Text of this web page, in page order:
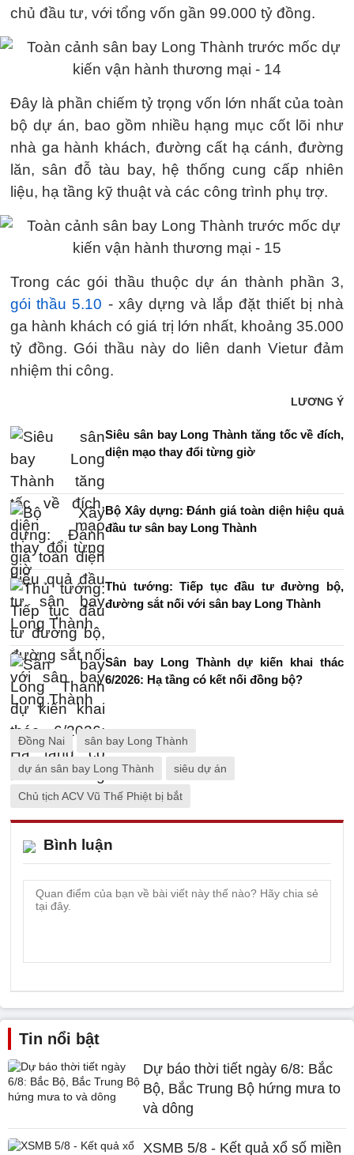
chủ đầu tư, với tổng vốn gần 99.000 tỷ đồng.
Đây là phần chiếm tỷ trọng vốn lớn nhất của toàn
bộ dự án, bao gồm nhiều hạng mục cốt lõi như
nhà ga hành khách, đường cất hạ cánh, đường
lăn, sân đỗ tàu bay, hệ thống cung cấp nhiên
liệu, hạ tầng kỹ thuật và các công trình phụ trợ.
Trong các gói thầu thuộc dự án thành phần 3,
gói thầu 5.10 - xây dựng và lắp đặt thiết bị nhà
ga hành khách có giá trị lớn nhất, khoảng 35.000
tỷ đồng. Gói thầu này do liên danh Vietur đảm
nhiệm thi công.
LƯƠNG Ý
Siêu sân bay Long Thành tăng tốc về đích,
diện mạo thay đổi từng giờ
Bộ Xây dựng: Đánh giá toàn diện hiệu quả
đầu tư sân bay Long Thành
Thủ tướng: Tiếp tục đầu tư đường bộ,
đường sắt nối với sân bay Long Thành
Sân bay Long Thành dự kiến khai thác
6/2026: Hạ tầng có kết nối đồng bộ?
Đồng Nai sân bay Long Thành
dự án sân bay Long Thành siêu dự án
Chủ tịch ACV Vũ Thế Phiệt bị bắt
Bình luận
Tin nổi bật
Dự báo thời tiết ngày 6/8: Bắc
Bộ, Bắc Trung Bộ hứng mưa to
và dông
XSMB 5/8 - Kết quả xổ số miền